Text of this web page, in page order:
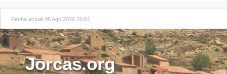
Fecha actual 06 Ago 2026 20:01
Jorcas.org